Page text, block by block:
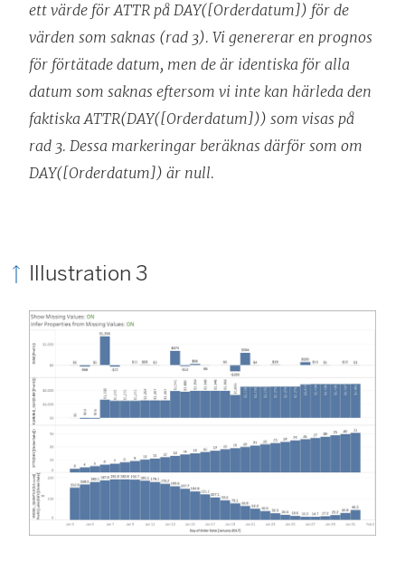
ett värde för ATTR på DAY([Orderdatum]) för de
värden som saknas (rad 3). Vi genererar en prognos
för förtätade datum, men de är identiska för alla
datum som saknas eftersom vi inte kan härleda den
faktiska ATTR(DAY([Orderdatum])) som visas på
rad 3. Dessa markeringar beräknas därför som om
DAY([Orderdatum]) är null.
Illustration 3